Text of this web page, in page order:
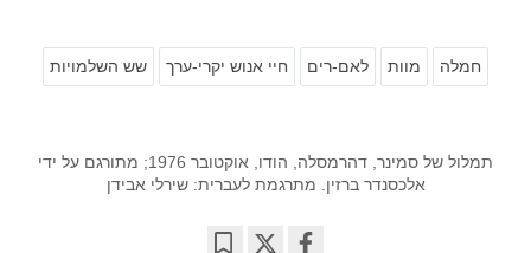
חמלה מוות לאם-רים חיי אנוש יקרי-ערך שש השלמויות
תמלול של סמינר, דהרמסלה, הודו, אוקטובר 1976; מתורגם על ידי
אלכסנדר ברזין. מתרגמת לעברית: שירלי אבידן